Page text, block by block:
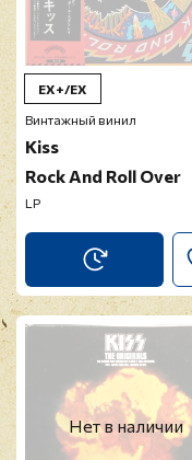
EX+/EX
Винтажный винил
Kiss
Rock And Roll Over
LP
Нет в наличии